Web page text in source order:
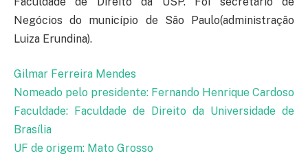
Negócios do município de São Paulo(administração
Luiza Erundina).
Gilmar Ferreira Mendes
Nomeado pelo presidente: Fernando Henrique Cardoso
Faculdade: Faculdade de Direito da Universidade de
Brasília
UF de origem: Mato Grosso